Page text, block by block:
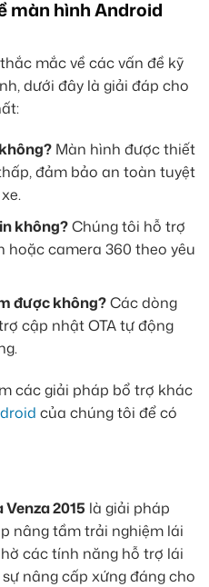
màn hình Android
mắc về các vấn đề kỹ
dưới đây là giải đáp cho
Màn hình được thiết
đảm bảo an toàn tuyệt
không?Chúng tôi hỗ trợ
hoặc camera 360 theo yêu
được không?Các dòng
cập nhật OTA tự động
các giải pháp bổ trợ khác
của chúng tôi để có
2015 là giải pháp
nâng tầm trải nghiệm lái
các tính năng hỗ trợ lái
nâng cấp xứng đáng cho